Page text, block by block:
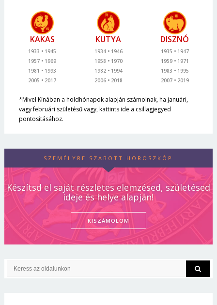
KAKAS
1933
1945
1957
1969
1981
1993
2005
2017
KUTYA
1934
1946
1958
1970
1982
1994
2006
2018
DISZNÓ
1935
1947
1959
1971
1983
1995
2007
2019
*Mivel Kínában a holdhónapok alapján számolnak, ha januári,
vagy februári születésű vagy, kattints ide a csillagjegyed
pontosításához.
SZEMÉLYRE SZABOTT HOROSZKÓP
Készítsd el saját részletes elemzésed, születésed
ideje és helye alapján!
KISZÁMOLOM